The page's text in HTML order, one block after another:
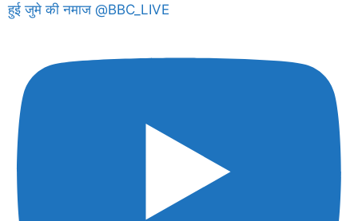
हुई जुमे की नमाज @BBC_LIVE